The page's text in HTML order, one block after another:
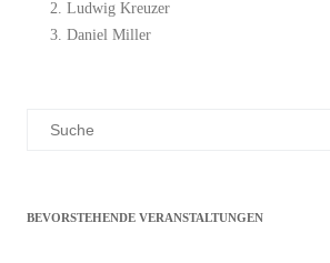
Ludwig Kreuzer
Daniel Miller
BEVORSTEHENDE VERANSTALTUNGEN